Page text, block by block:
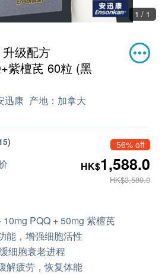
1 / 1
级配方
紫檀芪 60粒 (黑
迅康 产地： 加拿大
56% off
HK$1,588.0
HK$3,580.0
PQQ + 50mg 紫檀芪
能，增强细胞活性
细胞衰老进程
解疲劳，恢复体能